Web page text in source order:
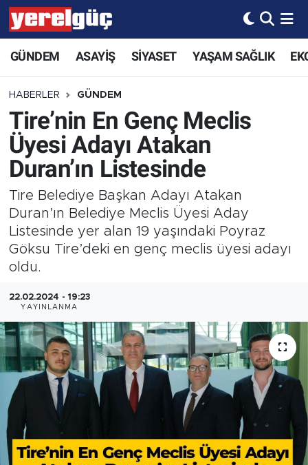
GÜNDEM ASAYİŞ SİYASET YAŞAM SAĞLIK
HABERLER GÜNDEM
Tire’nin En Genç Meclis
Üyesi Adayı Atakan
Duran’ın Listesinde
Tire Belediye Başkan Adayı Atakan
Duran’ın Belediye Meclis Üyesi Aday
Listesinde yer alan 19 yaşındaki Poyraz
Göksu Tire’deki en genç meclis üyesi adayı
oldu.
22.02.2024 - 19:23
YAYINLANMA